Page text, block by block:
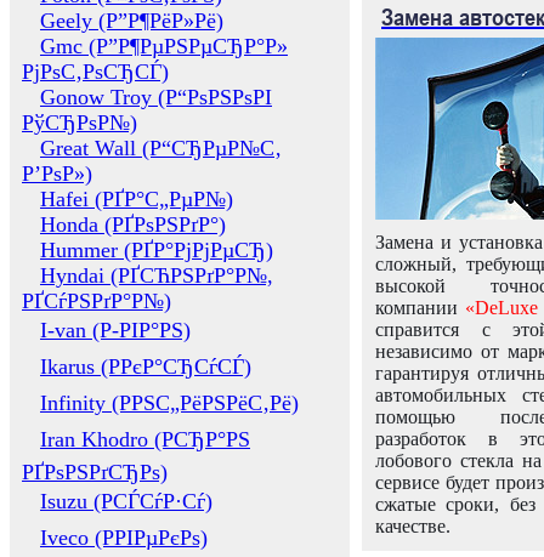
Geely (Р”Р¶РёР»Рё)
Gmc (Р”Р¶РµРЅРµСЂР°Р»
РјРѕС‚РѕСЂСЃ)
Gonow Troy (Р“РѕРЅРѕРІ
РўСЂРѕР№)
Great Wall (Р“СЂРµР№С‚
Р’РѕР»)
Hafei (РҐР°С„РµР№)
Honda (РҐРѕРЅРґР°)
Hummer (РҐР°РјРјРµСЂ)
Hyndai (РҐСЋРЅРґР°Р№,
РҐСѓРЅРґР°Р№)
I-van (Р-РІР°РЅ)
Ikarus (РРєР°СЂСѓСЃ)
Infinity (РРЅС„РёРЅРёС‚Рё)
Iran Khodro (РСЂР°РЅ
РҐРѕРЅРґСЂРѕ)
Isuzu (РСЃСѓР·Сѓ)
Iveco (РРІРµРєРѕ)
Замена
Замена и
сложный,
высокой
компании «DeLuxe
справится с
независимо от
гарантируя
автомобильных
помощью
разработок в
лобового стекла
сервисе будет
сжатые сроки,
качестве.